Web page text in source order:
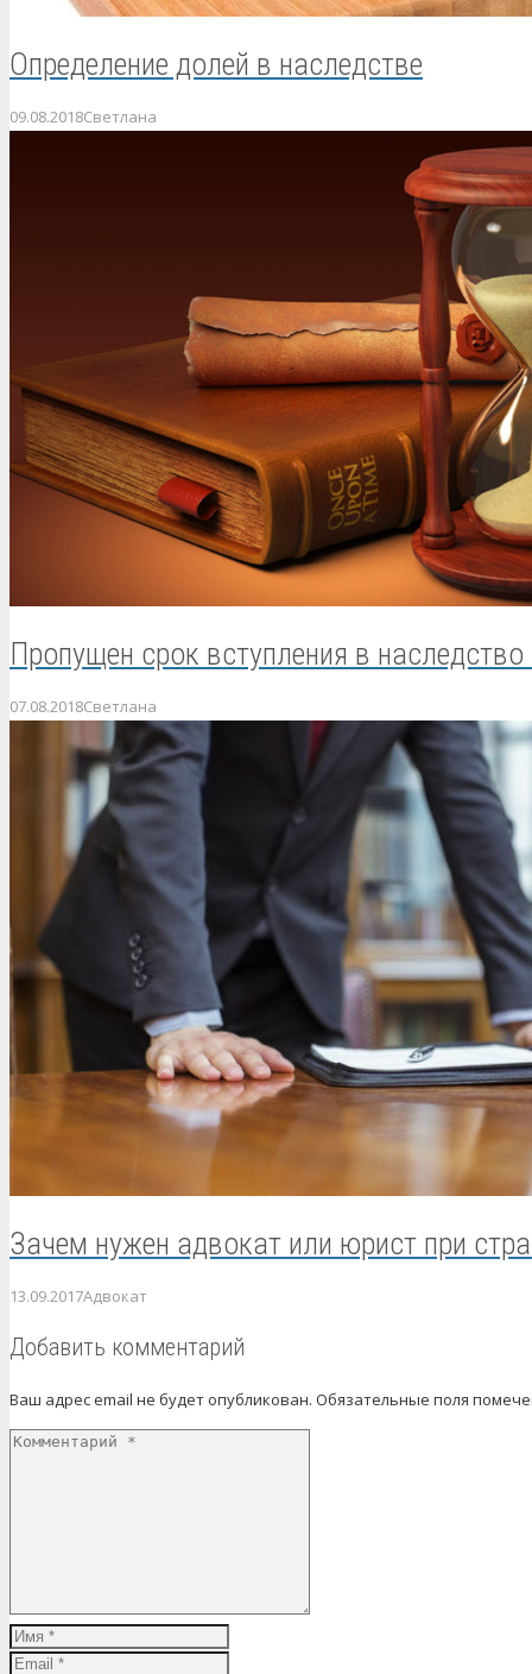
Определение долей в наследстве
09.08.2018Светлана
Пропущен срок вступления в наследство
07.08.2018Светлана
Зачем нужен адвокат или юрист при
13.09.2017Адвокат
Добавить комментарий
Ваш адрес email не будет опубликован. Обязательные поля